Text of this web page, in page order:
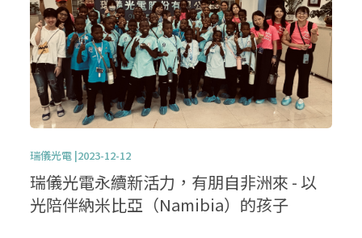
瑞儀光電 |2023-12-12
瑞儀光電永續新活力，有朋自非洲來 - 以
光陪伴納米比亞（Namibia）的孩子